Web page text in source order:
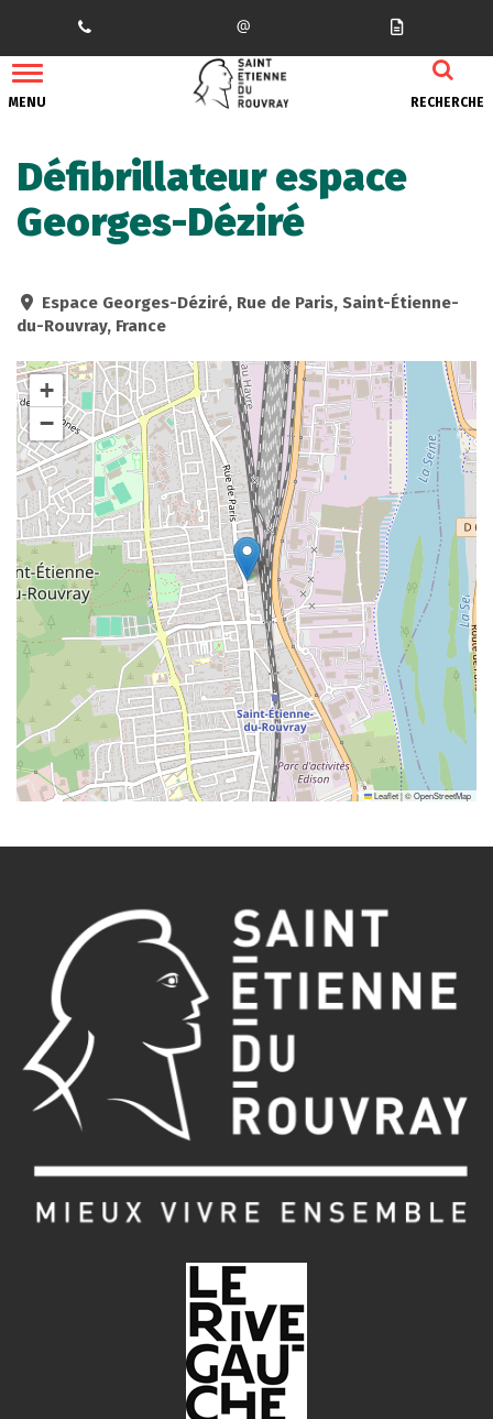
MENU RECHERCHE
Défibrillateur espace
Georges-Déziré
Espace Georges-Déziré, Rue de Paris, Saint-Étienne-
du-Rouvray, France
+
−
Leaflet|©OpenStreetMap